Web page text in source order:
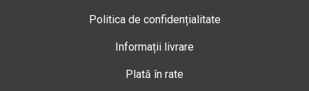
Politica de confidențialitate
Informații livrare
Plată în rate